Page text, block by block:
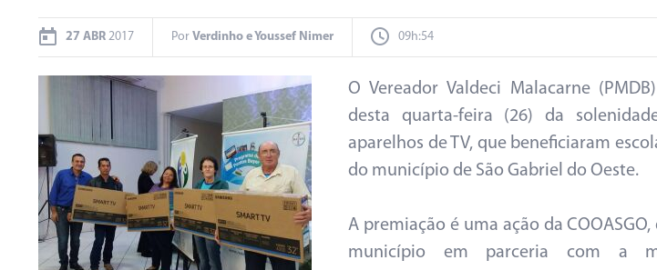
27 ABR 2017 Por Verdinho e Youssef Nimer 09h:54
O Vereador Valdeci Malacarne
desta quarta-feira (26) da
aparelhos de TV, que beneficiaram
do município de São Gabriel do Oeste.
A premiação é uma ação da
município em parceria com a